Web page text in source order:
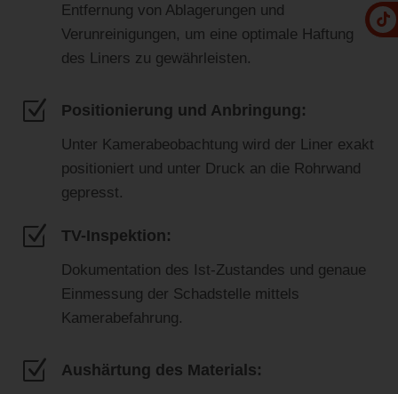
Entfernung von Ablagerungen und
Verunreinigungen, um eine optimale Haftung
des Liners zu gewährleisten.
Z Positionierung und Anbringung:
Unter Kamerabeobachtung wird der Liner exakt
positioniert und unter Druck an die Rohrwand
gepresst.
Z TV-Inspektion:
Dokumentation des Ist-Zustandes und genaue
Einmessung der Schadstelle mittels
Kamerabefahrung.
Z Aushärtung des Materials: